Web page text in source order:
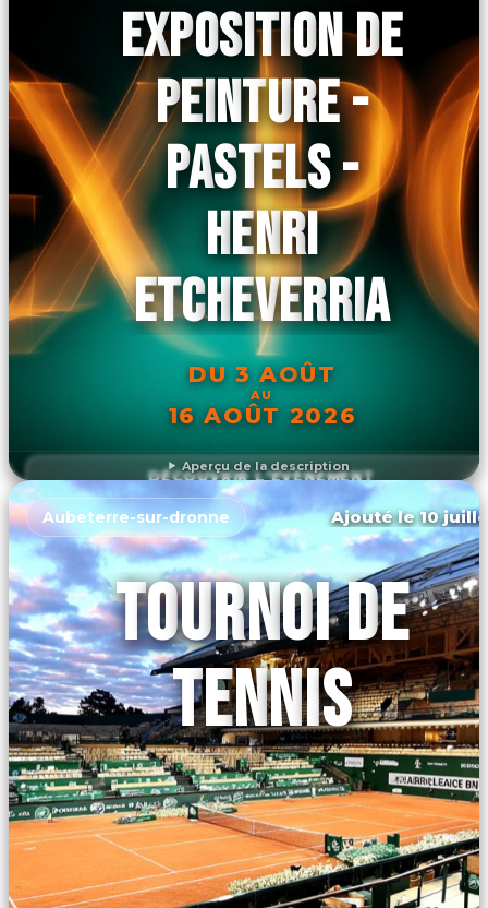
Aperçu de la description
EXPOSITION DE
PEINTURE -
PASTELS -
HENRI
ETCHEVERRIA
DU 3 AOÛT
AU
16 AOÛT 2026
DÉCOUVRIR L'ÉVÉNEMENT
Aubeterre-sur-dronne Ajouté le 10
TOURNOI DE
TENNIS